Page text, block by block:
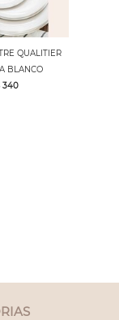
QUALITIER
BLANCO
340